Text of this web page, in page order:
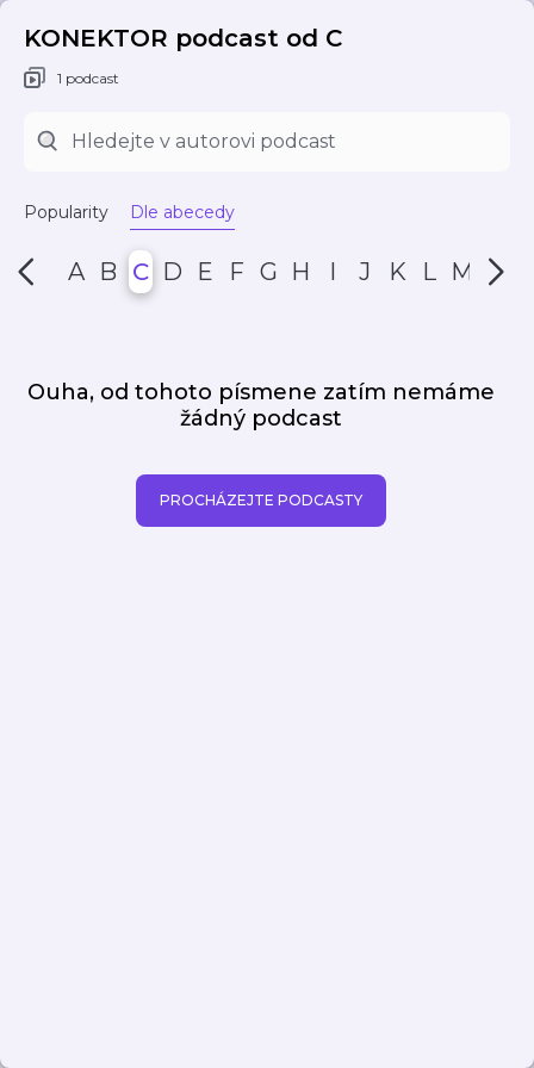
KONEKTOR podcast od C
1 podcast
Popularity Dle abecedy
A B C D E F G H I J K L M N
Ouha, od tohoto písmene zatím nemáme
žádný podcast
PROCHÁZEJTE PODCASTY